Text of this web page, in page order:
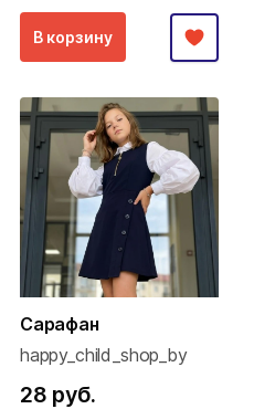
В корзину
Сарафан
happy_child_shop_by
28 руб.